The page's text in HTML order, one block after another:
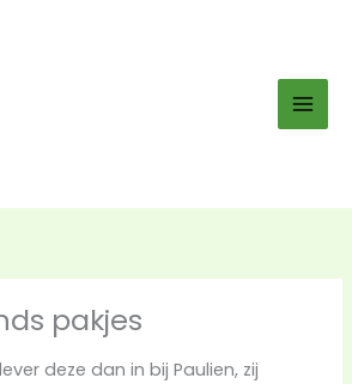
pakjes
deze dan in bij Paulien, zij